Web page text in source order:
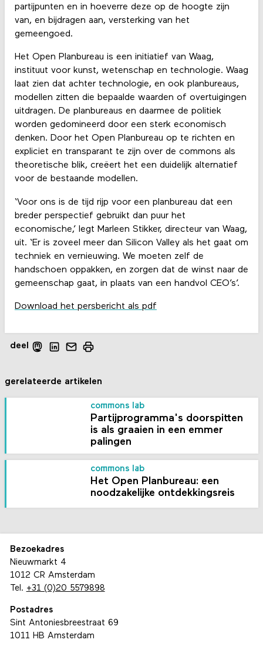
partijpunten en in hoeverre deze op de hoogte zijn
van, en bijdragen aan, versterking van het
gemeengoed.
Het Open Planbureau is een initiatief van Waag,
instituut voor kunst, wetenschap en technologie. Waag
laat zien dat achter technologie, en ook planbureaus,
modellen zitten die bepaalde waarden of overtuigingen
uitdragen. De planbureaus en daarmee de politiek
worden gedomineerd door een sterk economisch
denken. Door het Open Planbureau op te richten en
expliciet en transparant te zijn over de commons als
theoretische blik, creëert het een duidelijk alternatief
voor de bestaande modellen.
‘Voor ons is de tijd rijp voor een planbureau dat een
breder perspectief gebruikt dan puur het
economische,’ legt Marleen Stikker, directeur van Waag,
uit. ‘Er is zoveel meer dan Silicon Valley als het gaat om
techniek en vernieuwing. We moeten zelf de
handschoen oppakken, en zorgen dat de winst naar de
gemeenschap gaat, in plaats van een handvol CEO’s’.
Download het persbericht als pdf
deel
gerelateerde artikelen
commons lab
Partijprogramma's doorspitten
is als graaien in een emmer
palingen
commons lab
Het Open Planbureau: een
noodzakelijke ontdekkingsreis
Bezoekadres
Nieuwmarkt 4
1012 CR Amsterdam
Tel. +31 (0)20 5579898
Postadres
Sint Antoniesbreestraat 69
1011 HB Amsterdam